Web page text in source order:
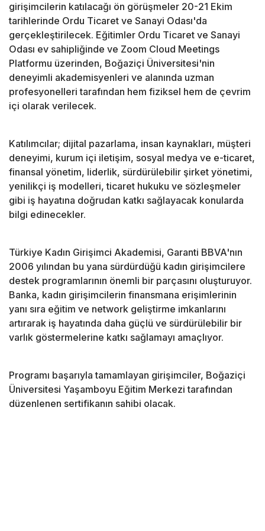
girişimcilerin katılacağı ön görüşmeler 20-21 Ekim
tarihlerinde Ordu Ticaret ve Sanayi Odası'da
gerçekleştirilecek. Eğitimler Ordu Ticaret ve Sanayi
Odası ev sahipliğinde ve Zoom Cloud Meetings
Platformu üzerinden, Boğaziçi Üniversitesi'nin
deneyimli akademisyenleri ve alanında uzman
profesyonelleri tarafından hem fiziksel hem de çevrim
içi olarak verilecek.
Katılımcılar; dijital pazarlama, insan kaynakları, müşteri
deneyimi, kurum içi iletişim, sosyal medya ve e-ticaret,
finansal yönetim, liderlik, sürdürülebilir şirket yönetimi,
yenilikçi iş modelleri, ticaret hukuku ve sözleşmeler
gibi iş hayatına doğrudan katkı sağlayacak konularda
bilgi edinecekler.
Türkiye Kadın Girişimci Akademisi, Garanti BBVA'nın
2006 yılından bu yana sürdürdüğü kadın girişimcilere
destek programlarının önemli bir parçasını oluşturuyor.
Banka, kadın girişimcilerin finansmana erişimlerinin
yanı sıra eğitim ve network geliştirme imkanlarını
artırarak iş hayatında daha güçlü ve sürdürülebilir bir
varlık göstermelerine katkı sağlamayı amaçlıyor.
Programı başarıyla tamamlayan girişimciler, Boğaziçi
Üniversitesi Yaşamboyu Eğitim Merkezi tarafından
düzenlenen sertifikanın sahibi olacak.